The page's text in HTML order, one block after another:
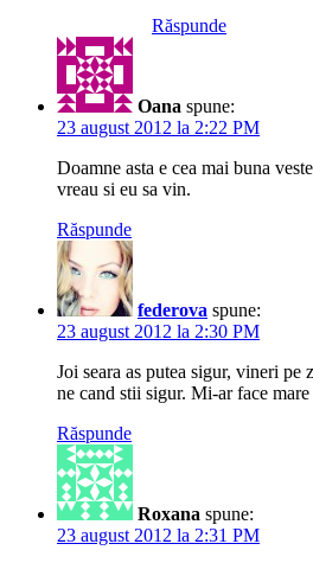
Răspunde
Oana spune:
23 august 2012 la 2:22 PM
Doamne asta e cea mai buna
vreau si eu sa vin.
Răspunde
federova spune:
23 august 2012 la 2:30 PM
Joi seara as putea sigur, vineri
ne cand stii sigur. Mi-ar face
Răspunde
Roxana spune:
23 august 2012 la 2:31 PM